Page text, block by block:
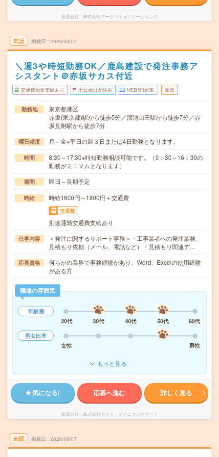
派遣会社 株式会社アークコミュニケーションズ
未読 掲載日 2026/08/07
＼週3や時短勤務OK／鹿島建設で発注事務ア
シスタント＠赤坂サカス付近
交通費別途支給あり 土日祝日が休み WEB登録OK 派遣
勤務地
東京都港区
赤坂(東京都)駅から徒歩5分／溜池山王駅から徒歩7分／赤
坂見附駅から徒歩7分
曜日頻度 月～金※平日の週３日または4日勤務となります。
時間
8:30～17:30※時短勤務相談可能です。（9：30～16：30の
勤務がミニマムとなります）
期間 即日～長期予定
時給 時給1600円～1800円＋交通費
交通費
別途通勤交通費支給あり
仕事内容
＜発注に関するサポート事務＞・工事業者への発注業務、
見積もり依頼（メール、電話など）・見積もり関連デ…
応募資格
何らかの業界で事務経験があり、Word、Excelの使用経験
がある方
職場の雰囲気
年齢層
20代
30代 40代 50代
60代
男女比率
女性
男性
もっと見る
気になる! 応募へ進む 詳しく見る
派遣会社 株式会社アクト・テクニカルサポート
未読 掲載日 2026/08/07